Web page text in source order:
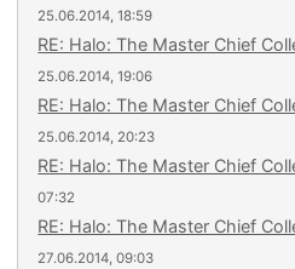
25.06.2014, 18:59
RE: Halo: The Master Chief
25.06.2014, 19:06
RE: Halo: The Master Chief
25.06.2014, 20:23
RE: Halo: The Master Chief
07:32
RE: Halo: The Master Chief
27.06.2014, 09:03